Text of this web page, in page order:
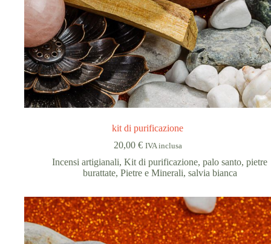
kit di purificazione
20,00 € IVA inclusa
Incensi artigianali, Kit di purificazione, palo santo, pietre
burattate, Pietre e Minerali, salvia bianca